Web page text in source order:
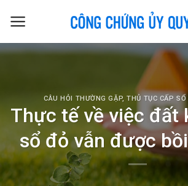
CÂU HỎI THƯỜNG GẶP,THỦ TỤC CẤP SỔ
Thực tế về việc đất
sổ đỏ vẫn được